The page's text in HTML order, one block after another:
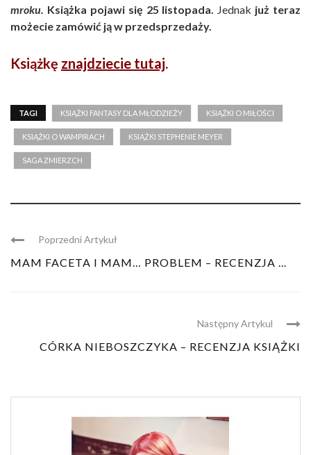
mroku. Książka pojawi się 25 listopada. Jednak już teraz
możecie zamówić ją w przedsprzedaży.
Książkę znajdziecie tutaj.
TAGI KSIĄŻKI FANTASY DLA MŁODZIEŻY KSIĄŻKI O MIŁOŚCI
KSIĄŻKI O WAMPIRACH KSIĄŻKI STEPHENIE MEYER
SAGA ZMIERZCH
Poprzedni Artykuł
MAM FACETA I MAM… PROBLEM – RECENZJA ...
Następny Artykul
CÓRKA NIEBOSZCZYKA – RECENZJA KSIĄŻKI